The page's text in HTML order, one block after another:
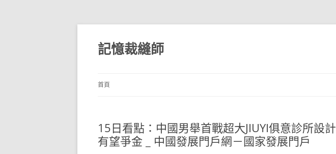
跳
主
要
內
記憶裁縫師
首頁
15日看點：中國男舉首戰超大JIUYI俱意診所設
有望爭金 _ 中國發展門戶網－國家發展門戶